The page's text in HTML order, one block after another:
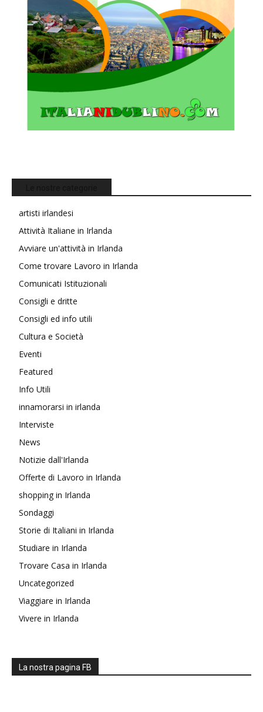
artisti irlandesi
Attività Italiane in Irlanda
Avviare un'attività in Irlanda
Come trovare Lavoro in Irlanda
Comunicati Istituzionali
Consigli e dritte
Consigli ed info utili
Cultura e Società
Eventi
Featured
Info Utili
innamorarsi in irlanda
Interviste
News
Notizie dall'Irlanda
Offerte di Lavoro in Irlanda
shopping in Irlanda
Sondaggi
Storie di Italiani in Irlanda
Studiare in Irlanda
Trovare Casa in Irlanda
Uncategorized
Viaggiare in Irlanda
Vivere in Irlanda
La nostra pagina FB